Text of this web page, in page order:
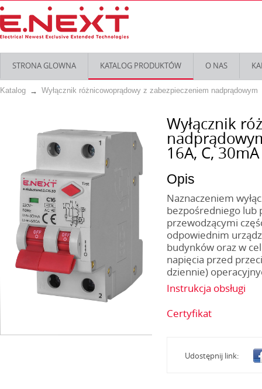
STRONA GLOWNA KATALOG PRODUKTÓW O NAS
Katalog Wyłącznik różnicowoprądowy z zabezpieczeniem nadprądowym
Wyłącznik
16А, C, 30mА
Opis
Naznaczeniem
bezpośredniego
przewodzącymi
odpowiednim
budynków oraz w
napięcia przed
dziennie)
Instrukcja obsługi
Certyfikat
Udostępnij link: